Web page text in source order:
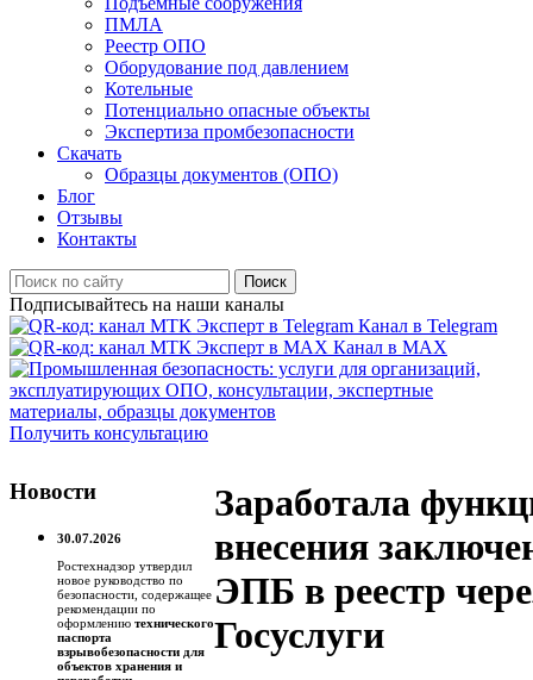
ПМЛА
Реестр ОПО
Оборудование под давлением
Котельные
Потенциально опасные объекты
Экспертиза промбезопасности
Скачать
Образцы документов (ОПО)
Блог
Отзывы
Контакты
Поиск
Подписывайтесь на наши каналы
Канал в Telegram
Канал в MAX
Получить консультацию
Новости
30.07.2026
Ростехнадзор утвердил
новое руководство по
безопасности, содержащее
рекомендации по
оформлению технического
паспорта
взрывобезопасности для
объектов хранения и
Заработала
внесения
ЭПБ в реестр
Госуслуги